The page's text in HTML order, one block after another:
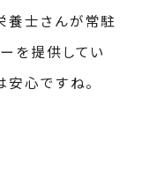
養士さんが常駐
を提供してい
安心ですね。